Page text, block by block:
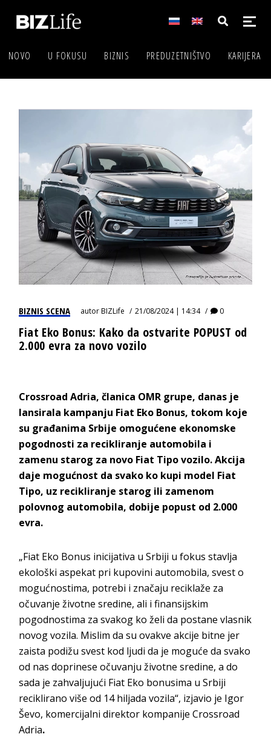
NOVO U FOKUSU BIZNIS PREDUZETNIŠTVO KARIJERA
BIZNIS SCENA autorBIZLife 21/08/2024 | 14:34 0
Fiat Eko Bonus: Kako da ostvarite POPUST od
2.000 evra za novo vozilo
Crossroad Adria, članica OMR grupe, danas je
lansirala kampanju Fiat Eko Bonus, tokom koje
su građanima Srbije omogućene ekonomske
pogodnosti za recikliranje automobila i
zamenu starog za novo Fiat Tipo vozilo.Akcija
daje mogućnost da svako ko kupi model Fiat
Tipo, uz recikliranje starog ili zamenom
polovnog automobila, dobije popust od 2.000
evra.
„Fiat Eko Bonus inicijativa u Srbiji u fokus stavlja
ekološki aspekat pri kupovini automobila, svest o
mogućnostima, potrebi i značaju reciklaže za
očuvanje životne sredine, ali i finansijskim
pogodnostima za svakog ko želi da postane vlasnik
novog vozila. Mislim da su ovakve akcije bitne jer
zaista podižu svest kod ljudi da je moguće da svako
od nas doprinese očuvanju životne sredine, a do
sada je zahvaljujući Fiat Eko bonusima u Srbiji
reciklirano više od 14 hiljada vozila“, izjavio je Igor
Ševo, komercijalni direktor kompanije Crossroad
Adria.